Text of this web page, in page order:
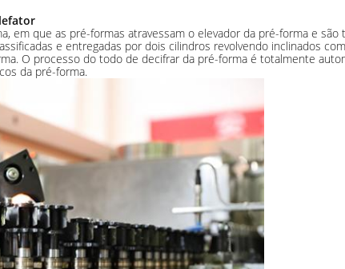
em que as pré-formas atravessam o elevador da pré-forma e
e entregadas por dois cilindros revolvendo inclinados
O processo do todo de decifrar da pré-forma é totalmente
da pré-forma.